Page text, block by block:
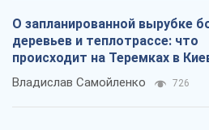
О запланированной вырубке
деревьев и теплотрассе: что
происходит на Теремках в
Владислав Самойленко 726